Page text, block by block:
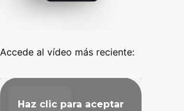
Accede al vídeo más reciente:
Haz clic para aceptar